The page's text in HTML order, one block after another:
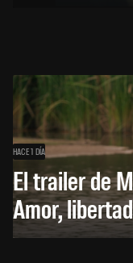
HACE 1 DÍA
El trailer de
Amor,